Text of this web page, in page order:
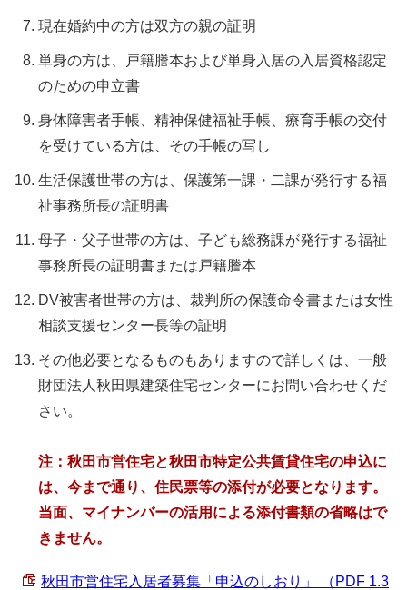
現在婚約中の方は双方の親の証明
単身の方は、戸籍謄本および単身入居の入居資格認定
のための申立書
身体障害者手帳、精神保健福祉手帳、療育手帳の交付
を受けている方は、その手帳の写し
生活保護世帯の方は、保護第一課・二課が発行する福
祉事務所長の証明書
母子・父子世帯の方は、子ども総務課が発行する福祉
事務所長の証明書または戸籍謄本
DV被害者世帯の方は、裁判所の保護命令書または女性
相談支援センター長等の証明
その他必要となるものもありますので詳しくは、一般
財団法人秋田県建築住宅センターにお問い合わせくだ
さい。
注：秋田市営住宅と秋田市特定公共賃貸住宅の申込に
は、今まで通り、住民票等の添付が必要となります。
当面、マイナンバーの活用による添付書類の省略はで
きません。
秋田市営住宅入居者募集「申込のしおり」 （PDF 1.3